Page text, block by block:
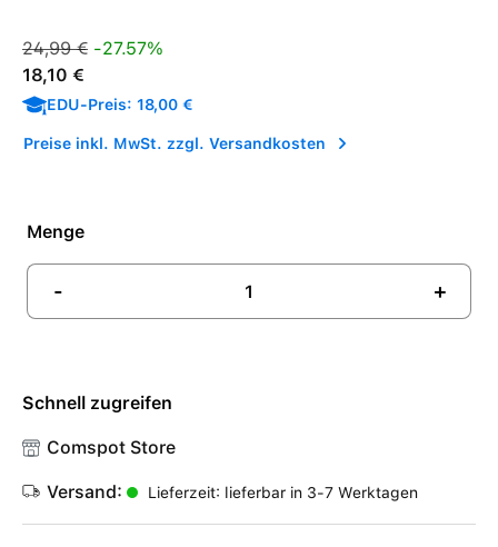
Verkaufspreis:
Regulärer Preis:
24,99 € -27.57%
18,10 €
EDU-Preis: 18,00 €
Preise inkl. MwSt. zzgl. Versandkosten
Menge
- +
Schnell zugreifen
Comspot Store
Versand: Lieferzeit: lieferbar in 3-7 Werktagen